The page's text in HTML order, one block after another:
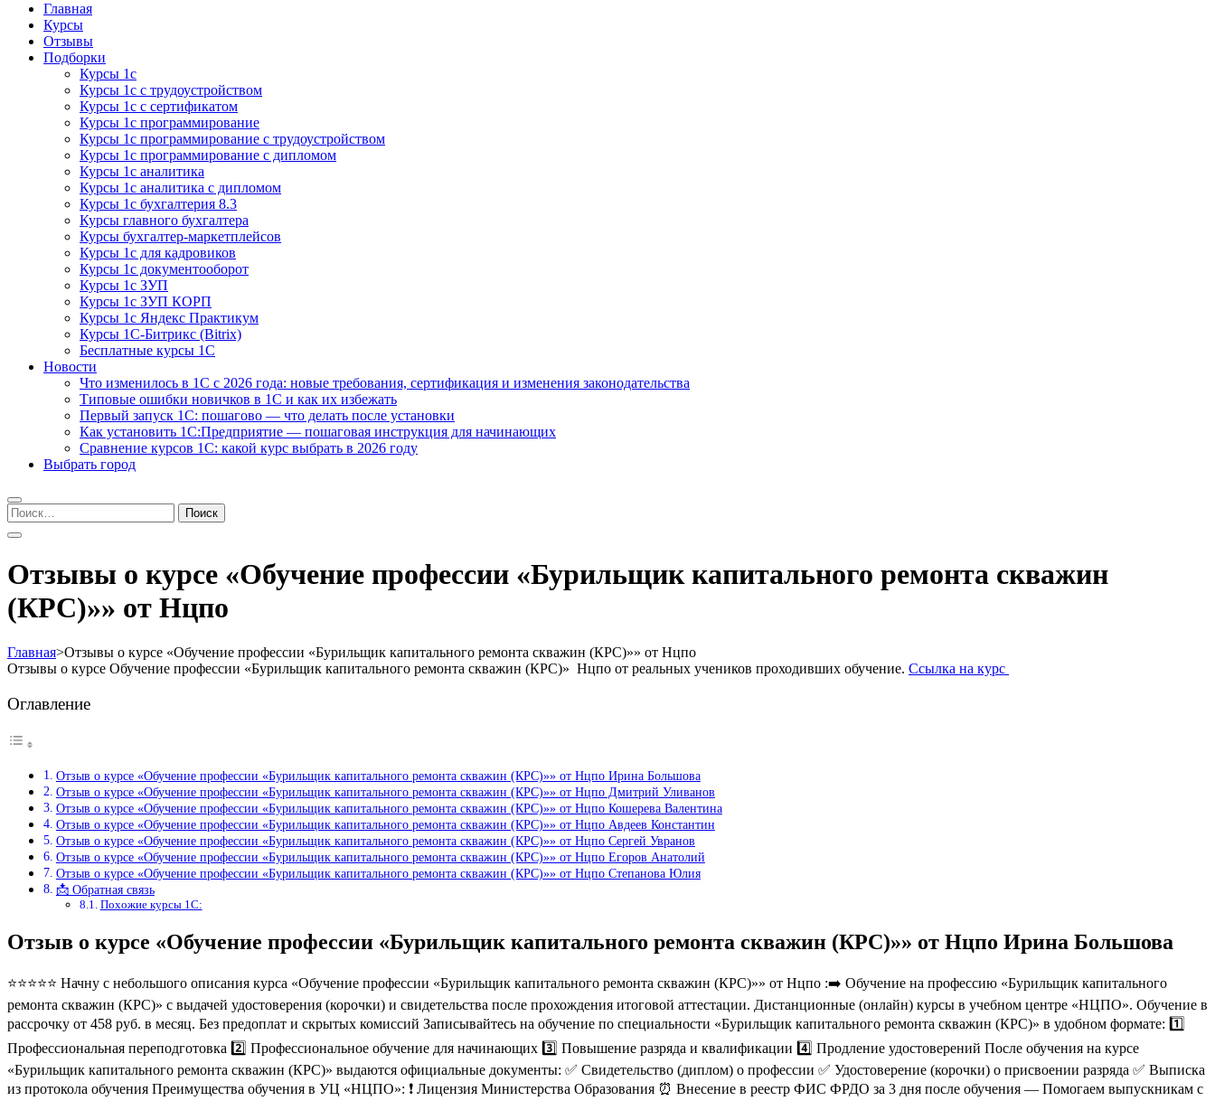
Курсы 1С
Курсы 1С официальная сертификация
Главная
Курсы
Отзывы
Подборки
Курсы 1с
Курсы 1с с трудоустройством
Курсы 1с с сертификатом
Курсы 1с программирование
Курсы 1с программирование с трудоустройством
Курсы 1с программирование с дипломом
Курсы 1с аналитика
Курсы 1с аналитика с дипломом
Курсы 1с бухгалтерия 8.3
Курсы главного бухгалтера
Курсы бухгалтер-маркетплейсов
Курсы 1с для кадровиков
Курсы 1с документооборот
Курсы 1с ЗУП
Курсы 1с ЗУП КОРП
Курсы 1с Яндекс Практикум
Курсы 1С-Битрикс (Bitrix)
Бесплатные курсы 1С
Новости
Что изменилось в 1С с 2026 года: новые требования, сертификация и изменения законодательства
Типовые ошибки новичков в 1С и как их избежать
Первый запуск 1С: пошагово — что делать после установки
Как установить 1С:Предприятие — пошаговая инструкция для начинающих
Сравнение курсов 1С: какой курс выбрать в 2026 году
Выбрать город
Найти:
Отзывы о курсе «Обучение профессии «Бурильщик капитального ремонта скважин
(КРС)»» от Нцпо
Главная>Отзывы о курсе «Обучение профессии «Бурильщик капитального ремонта скважин (КРС)»» от Нцпо
Отзывы о курсе Обучение профессии «Бурильщик капитального ремонта скважин (КРС)» Нцпо от реальных учеников проходивших обучение. Ссылка на курс
Оглавление
Отзыв о курсе «Обучение профессии «Бурильщик капитального ремонта скважин (КРС)»» от Нцпо Ирина Большова
Отзыв о курсе «Обучение профессии «Бурильщик капитального ремонта скважин (КРС)»» от Нцпо Дмитрий Уливанов
Отзыв о курсе «Обучение профессии «Бурильщик капитального ремонта скважин (КРС)»» от Нцпо Кошерева Валентина
Отзыв о курсе «Обучение профессии «Бурильщик капитального ремонта скважин (КРС)»» от Нцпо Авдеев Константин
Отзыв о курсе «Обучение профессии «Бурильщик капитального ремонта скважин (КРС)»» от Нцпо Сергей Увранов
Отзыв о курсе «Обучение профессии «Бурильщик капитального ремонта скважин (КРС)»» от Нцпо Егоров Анатолий
Отзыв о курсе «Обучение профессии «Бурильщик капитального ремонта скважин (КРС)»» от Нцпо Степанова Юлия
📩 Обратная связь
Похожие курсы 1С:
Отзыв о курсе «Обучение профессии «Бурильщик капитального ремонта скважин (КРС)»» от Нцпо Ирина Большова
⭐⭐⭐⭐⭐ Начну с небольшого описания курса «Обучение профессии «Бурильщик капитального ремонта скважин (КРС)»» от Нцпо :➡️ Обучение на профессию «Бурильщик капитального
ремонта скважин (КРС)» с выдачей удостоверения (корочки) и свидетельства после прохождения итоговой аттестации. Дистанционные (онлайн) курсы в учебном центре «НЦПО». Обучение в
рассрочку от 458 руб. в месяц. Без предоплат и скрытых комиссий Записывайтесь на обучение по специальности «Бурильщик капитального ремонта скважин (КРС)» в удобном формате: 1️⃣
Профессиональная переподготовка 2️⃣ Профессиональное обучение для начинающих 3️⃣ Повышение разряда и квалификации 4️⃣ Продление удостоверений После обучения на курсе
«Бурильщик капитального ремонта скважин (КРС)» выдаются официальные документы: ✅ Свидетельство (диплом) о профессии ✅ Удостоверение (корочки) о присвоении разряда ✅ Выписка
из протокола обучения Преимущества обучения в УЦ «НЦПО»: ❗️ Лицензия Министерства Образования ⏰ Внесение в реестр ФИС ФРДО за 3 дня после обучения — Помогаем выпускникам с